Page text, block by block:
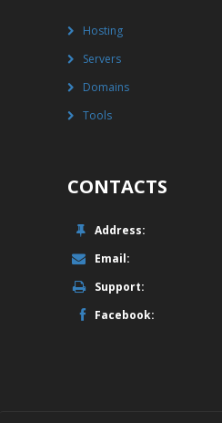
Hosting
Servers
Domains
Tools
CONTACTS
Address:
Email:
Support:
Facebook: